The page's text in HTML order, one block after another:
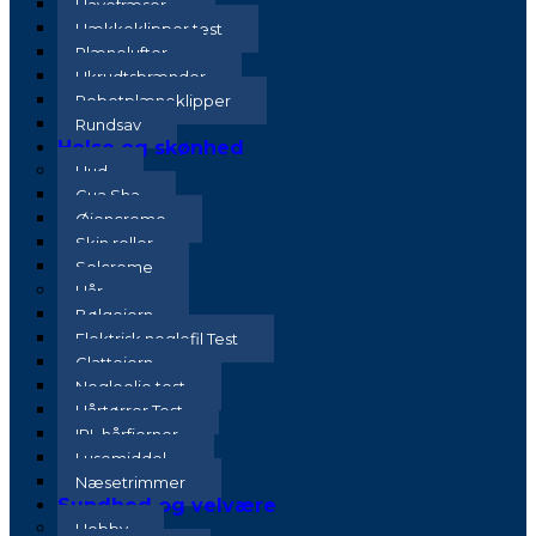
Havefræser
Hækkeklipper test
Plænelufter
Ukrudtsbrænder
Robotplæneklipper
Rundsav
Helse og skønhed
Hud
Gua Sha
Øjencreme
Skin roller
Solcreme
Hår
Bølgejern
Elektrisk neglefil Test
Glattejern
Negleolie test
Hårtørrer Test
IPL hårfjerner
Lusemiddel
Næsetrimmer
Sundhed og velvære
Hobby